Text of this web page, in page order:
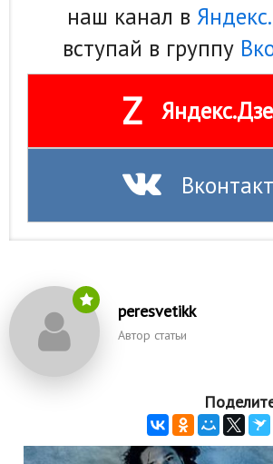
наш канал в
вступай в группу
Z
peresvetikk
Автор статьи